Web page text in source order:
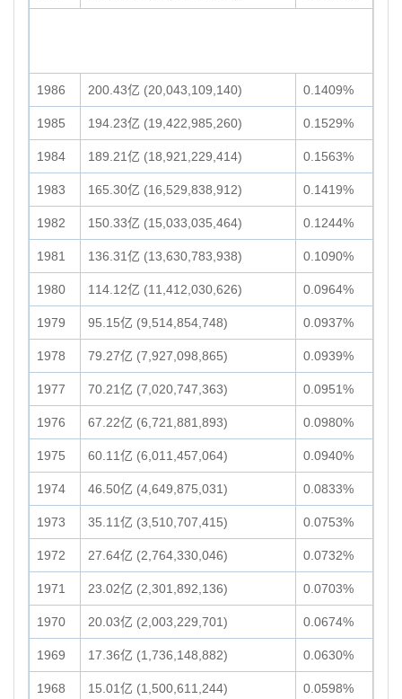
1986 200.43亿 (20,043,109,140) 0.1409%
1985 194.23亿 (19,422,985,260) 0.1529%
1984 189.21亿 (18,921,229,414) 0.1563%
1983 165.30亿 (16,529,838,912) 0.1419%
1982 150.33亿 (15,033,035,464) 0.1244%
1981 136.31亿 (13,630,783,938) 0.1090%
1980 114.12亿 (11,412,030,626) 0.0964%
1979 95.15亿 (9,514,854,748) 0.0937%
1978 79.27亿 (7,927,098,865) 0.0939%
1977 70.21亿 (7,020,747,363) 0.0951%
1976 67.22亿 (6,721,881,893) 0.0980%
1975 60.11亿 (6,011,457,064) 0.0940%
1974 46.50亿 (4,649,875,031) 0.0833%
1973 35.11亿 (3,510,707,415) 0.0753%
1972 27.64亿 (2,764,330,046) 0.0732%
1971 23.02亿 (2,301,892,136) 0.0703%
1970 20.03亿 (2,003,229,701) 0.0674%
1969 17.36亿 (1,736,148,882) 0.0630%
1968 15.01亿 (1,500,611,244) 0.0598%